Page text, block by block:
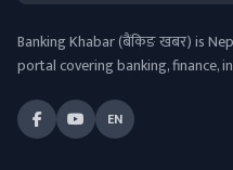
Banking Khabar (बैंकिङ खबर) is
portal covering banking, finance,
EN